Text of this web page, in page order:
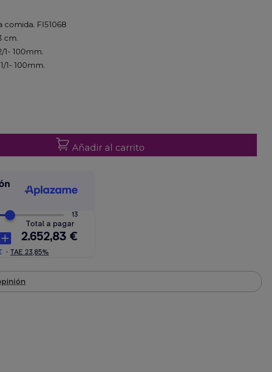
FI51068
cm.
1- 100mm.
1- 100mm.
Añadir al carrito